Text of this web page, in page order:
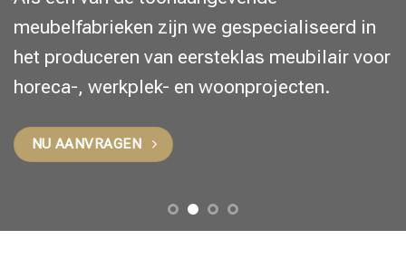
Verbetering van woon-, werk- en gastruimten
met doelgerichte meubelcollecties die
comfort en functie combineren.
NU AANVRAGEN